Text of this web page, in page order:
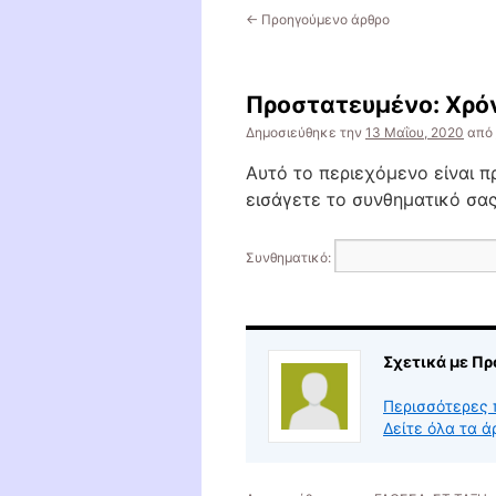
← Προηγούμενο άρθρο
Πρoστατευμένο:
Δημοσιεύθηκε την 13 Μαΐου, 2020 από
Αυτό το περιεχόμενο είναι
εισάγετε το συνθηματικό
Συνθηματικό:
Σχετικά με
Περισσότερες
Δείτε όλα τα